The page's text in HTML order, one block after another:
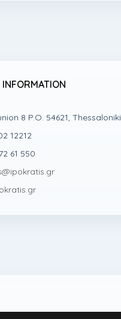
INFORMATION
8 P.O. 54621, Thessaloniki
12212
61 550